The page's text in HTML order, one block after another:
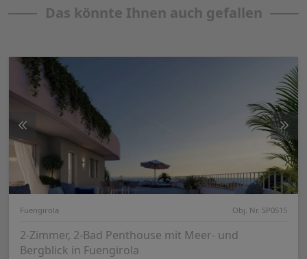
Das könnte Ihnen auch gefallen
Fuengirola Obj. Nr. SP0515
2-Zimmer, 2-Bad Penthouse mit Meer- und
Bergblick in Fuengirola